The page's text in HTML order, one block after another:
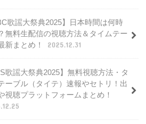
歌謡大祭典2025】日本時間は何時
無料生配信の視聴方法＆タイムテー
新まとめ！
2025.12.31
歌謡大祭典2025】無料視聴方法・タ
ーブル（タイテ）速報やセトリ！出
視聴プラットフォームまとめ！